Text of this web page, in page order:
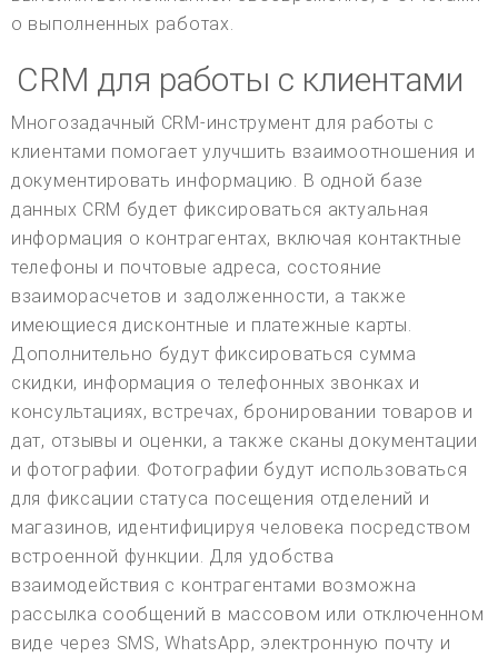
о выполненных работах.
CRM для работы с клиентами
Многозадачный CRM-инструмент для работы с
клиентами помогает улучшить взаимоотношения и
документировать информацию. В одной базе
данных CRM будет фиксироваться актуальная
информация о контрагентах, включая контактные
телефоны и почтовые адреса, состояние
взаиморасчетов и задолженности, а также
имеющиеся дисконтные и платежные карты.
Дополнительно будут фиксироваться сумма
скидки, информация о телефонных звонках и
консультациях, встречах, бронировании товаров и
дат, отзывы и оценки, а также сканы документации
и фотографии. Фотографии будут использоваться
для фиксации статуса посещения отделений и
магазинов, идентифицируя человека посредством
встроенной функции. Для удобства
взаимодействия с контрагентами возможна
рассылка сообщений в массовом или отключенном
виде через SMS, WhatsApp, электронную почту и